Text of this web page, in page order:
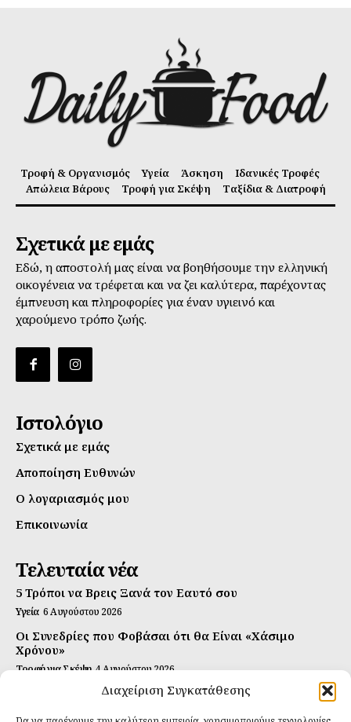
Διαχείριση Συγκατάθεσης
Τροφή & Οργανισμός Υγεία Άσκηση
Ιδανικές Τροφές
Απώλεια Βάρους
Τροφή για Σκέψη Ταξίδια & Διατροφή
Σχετικά με εμάς
Εδώ, η αποστολή μας είναι να βοηθήσουμε την ελληνική
οικογένεια να τρέφεται και να ζει καλύτερα, παρέχοντας
έμπνευση και πληροφορίες για έναν υγιεινό και
χαρούμενο τρόπο ζωής.
Ιστολόγιο
Σχετικά με εμάς
Αποποίηση Ευθυνών
Ο λογαριασμός μου
Επικοινωνία
Τελευταία νέα
5 Τρόποι να Βρεις Ξανά τον Εαυτό σου
Υγεία 6 Αυγούστου 2026
Οι Συνεδρίες που Φοβάσαι ότι θα Είναι «Χάσιμο
Χρόνου»
Τροφή για Σκέψη 4 Αυγούστου 2026
Αυτή Είναι η Συνταγή για Τέλεια Κομπούτσα